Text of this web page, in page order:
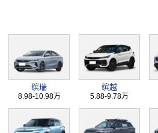
缤瑞
8.98-10.98万
缤越
5.88-9.78万